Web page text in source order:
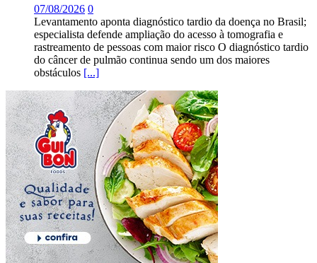
07/08/2026 0
Levantamento aponta diagnóstico tardio da doença no Brasil;
especialista defende ampliação do acesso à tomografia e
rastreamento de pessoas com maior risco O diagnóstico tardio
do câncer de pulmão continua sendo um dos maiores
obstáculos [...]